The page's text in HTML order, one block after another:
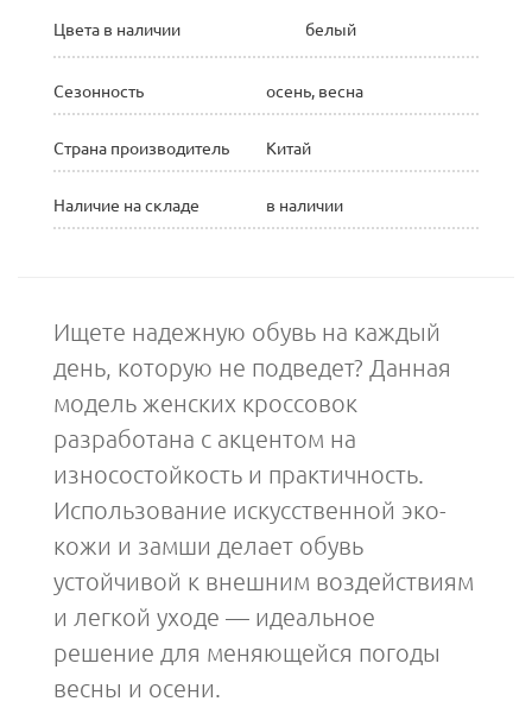
Цвета в наличии белый
Сезонность осень, весна
Страна производитель Китай
Наличие на складе в наличии
Ищете надежную обувь на каждый
день, которую не подведет? Данная
модель женских кроссовок
разработана с акцентом на
износостойкость и практичность.
Использование искусственной эко-
кожи и замши делает обувь
устойчивой к внешним воздействиям
и легкой уходе — идеальное
решение для меняющейся погоды
весны и осени.